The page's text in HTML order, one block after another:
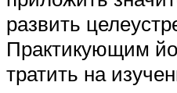
развить
Практикующим
тратить на